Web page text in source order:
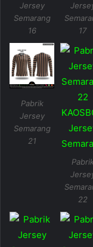
Jersey
Semarang
16
17
Pabrik
Jersey
Semarang
21
22